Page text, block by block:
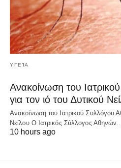
ΥΓΕΊΑ
Ανακοίνωση του
για τον ιό του Δυτικού
Ανακοίνωση του Ιατρικού Συλλόγου
Νείλου Ο Ιατρικός Σύλλογος
10 hours ago